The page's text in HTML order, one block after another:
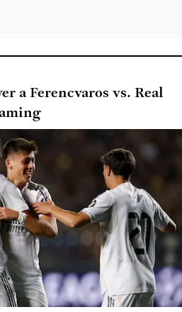
a Ferencvaros vs. Real